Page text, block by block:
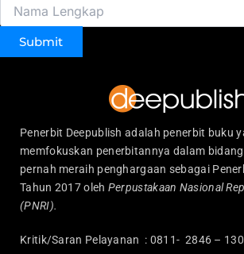
Submit
Penerbit Deepublish adalah penerbit buku
memfokuskan penerbitannya dalam
pernah meraih penghargaan sebagai
Tahun 2017 oleh Perpustakaan Nasional
(PNRI).
Kritik/Saran Pelayanan : 0811- 2846 – 130